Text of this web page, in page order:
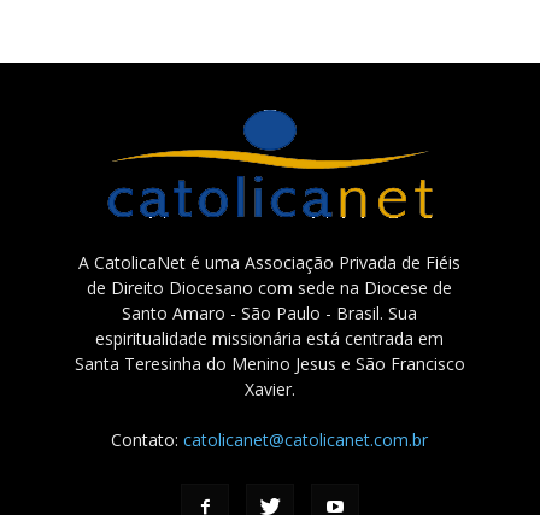
A CatolicaNet é uma Associação Privada de Fiéis
de Direito Diocesano com sede na Diocese de
Santo Amaro - São Paulo - Brasil. Sua
espiritualidade missionária está centrada em
Santa Teresinha do Menino Jesus e São Francisco
Xavier.
Contato:catolicanet@catolicanet.com.br